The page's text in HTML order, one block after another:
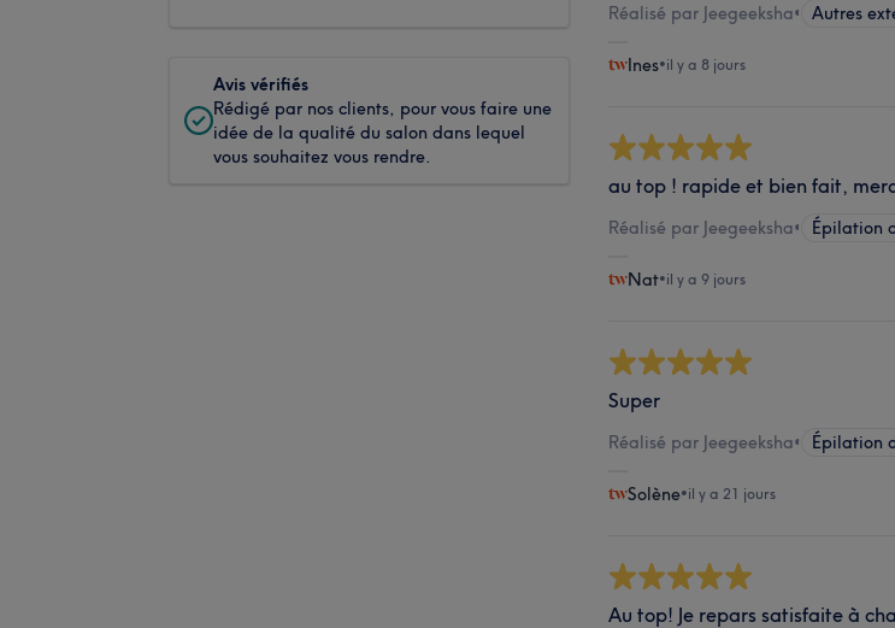
Avis vérifiés
Rédigé par nos clients, pour vous faire une
idée de la qualité du salon dans lequel
vous souhaitez vous rendre.
Réalisé par Jeegeeksha• Autres
Ines•il y a 8 jours
au top ! rapide et bien fait,
Réalisé par Jeegeeksha• Épilation
Nat•il y a 9 jours
Super
Réalisé par Jeegeeksha• Épilation
Solène•il y a 21 jours
Au top! Je repars satisfaite à